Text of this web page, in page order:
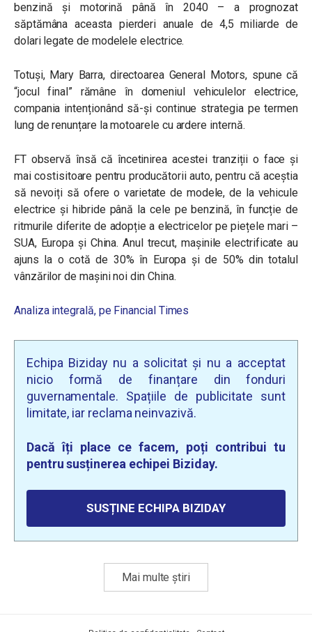
benzină și motorină până în 2040 – a prognozat
săptămâna aceasta pierderi anuale de 4,5 miliarde de
dolari legate de modelele electrice.
Totuși, Mary Barra, directoarea General Motors, spune că
“jocul final” rămâne în domeniul vehiculelor electrice,
compania intenționând să-și continue strategia pe termen
lung de renunțare la motoarele cu ardere internă.
FT observă însă că încetinirea acestei tranziții o face și
mai costisitoare pentru producătorii auto, pentru că aceștia
să nevoiți să ofere o varietate de modele, de la vehicule
electrice și hibride până la cele pe benzină, în funcție de
ritmurile diferite de adopție a electricelor pe piețele mari –
SUA, Europa și China. Anul trecut, mașinile electrificate au
ajuns la o cotă de 30% în Europa și de 50% din totalul
vânzărilor de mașini noi din China.
Analiza integrală, pe Financial Times
Echipa Biziday nu a solicitat și nu a acceptat
nicio formă de finanțare din fonduri
guvernamentale. Spațiile de publicitate sunt
limitate, iar reclama neinvazivă.
Dacă îți place ce facem, poți contribui tu
pentru susținerea echipei Biziday.
SUSȚINE ECHIPA BIZIDAY
Mai multe știri